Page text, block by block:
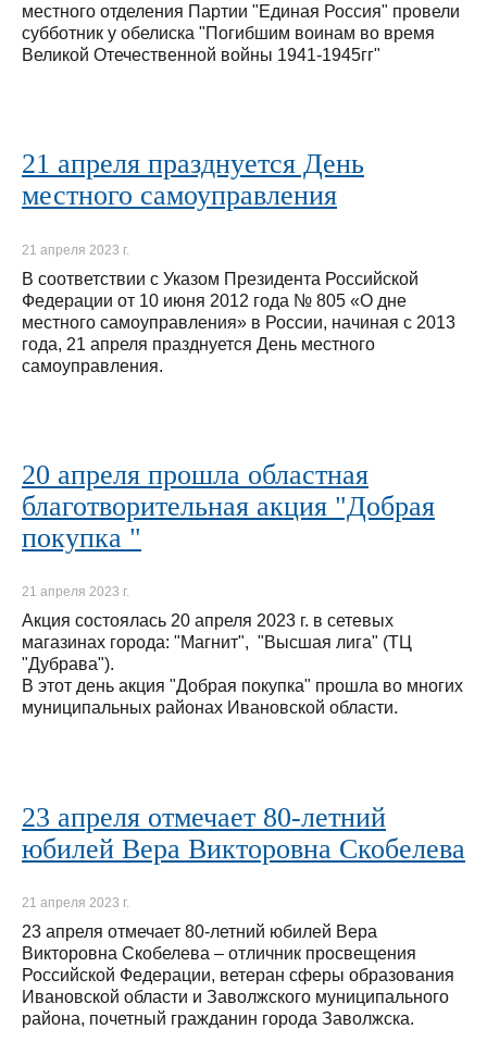
местного отделения Партии "Единая Россия" провели
субботник у обелиска "Погибшим воинам во время
Великой Отечественной войны 1941-1945гг"
21 апреля празднуется День
местного самоуправления
21 апреля 2023 г.
В соответствии с Указом Президента Российской
Федерации от 10 июня 2012 года № 805 «О дне
местного самоуправления» в России, начиная с 2013
года, 21 апреля празднуется День местного
самоуправления.
20 апреля прошла областная
благотворительная акция "Добрая
покупка "
21 апреля 2023 г.
Акция состоялась 20 апреля 2023 г. в сетевых
магазинах города: "Магнит", "Высшая лига" (ТЦ
"Дубрава").
В этот день акция "Добрая покупка" прошла во многих
муниципальных районах Ивановской области.
23 апреля отмечает 80-летний
юбилей Вера Викторовна Скобелева
21 апреля 2023 г.
23 апреля отмечает 80-летний юбилей Вера
Викторовна Скобелева – отличник просвещения
Российской Федерации, ветеран сферы образования
Ивановской области и Заволжского муниципального
района, почетный гражданин города Заволжска.